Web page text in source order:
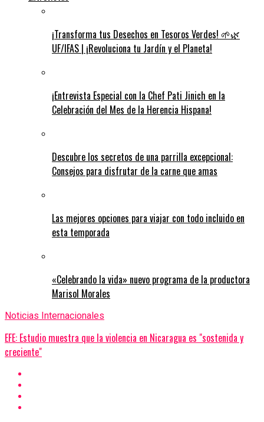
¡Transforma tus Desechos en Tesoros Verdes! 🌱🌿
UF/IFAS | ¡Revoluciona tu Jardín y el Planeta!
¡Entrevista Especial con la Chef Pati Jinich en la
Celebración del Mes de la Herencia Hispana!
Descubre los secretos de una parrilla excepcional:
Consejos para disfrutar de la carne que amas
Las mejores opciones para viajar con todo incluido en
esta temporada
«Celebrando la vida» nuevo programa de la productora
Marisol Morales
Noticias Internacionales
EFE: Estudio muestra que la violencia en Nicaragua es "sostenida y
creciente"